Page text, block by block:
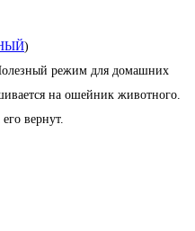
)
режим для домашних
на ошейник животного.
вернут.